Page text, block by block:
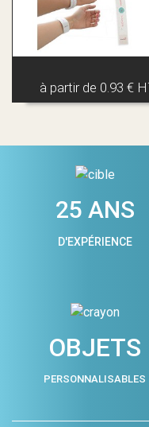
à partir de 0.93 €
25 ANS
D'EXPÉRIENCE
OBJETS
PERSONNALISABLES